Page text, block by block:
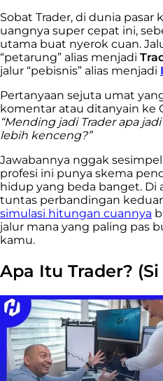
Sobat Trader, di dunia
uangnya super cepat ini,
utama buat nyerok cuan.
“petarung” alias menjadi
jalur “pebisnis” alias menjadi
Pertanyaan sejuta umat
komentar atau ditanyain ke
“Mending jadi Trader apa
lebih kenceng?”
Jawabannya nggak sesimpel
profesi ini punya skema
hidup yang beda banget. Di
tuntas perbandingan
simulasi hitungan cuannya
jalur mana yang paling pas
kamu.
Apa Itu Trader?